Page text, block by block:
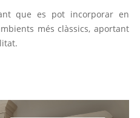
que es pot incorporar en
més clàssics, aportant